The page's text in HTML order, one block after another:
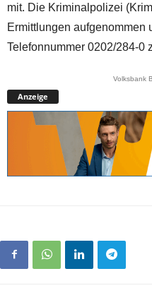
mit. Die Kriminalpolizei
Ermittlungen aufgenommen
Telefonnummer 0202/284-0
Volksbank
Anzeige